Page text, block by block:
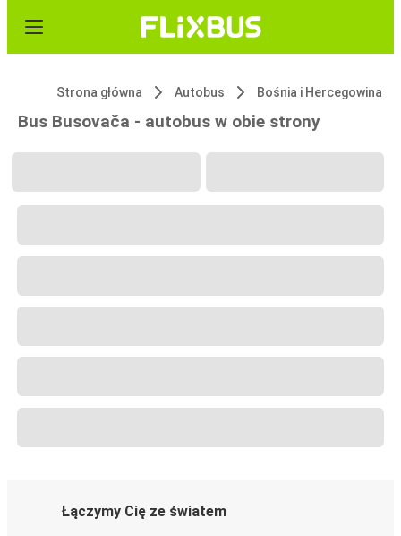
Strona główna Autobus Bośnia i Hercegowina
Bus Busovača - autobus w obie strony
Łączymy Cię ze światem